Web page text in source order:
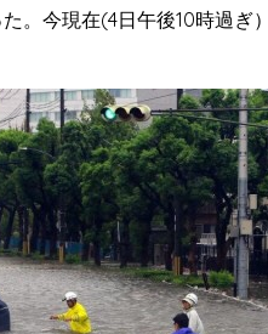
。今現在(4日午後10時過ぎ